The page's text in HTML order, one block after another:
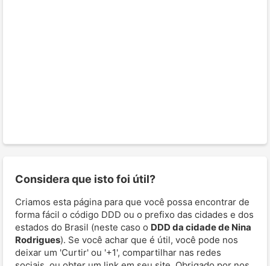
Considera que isto foi útil?
Criamos esta página para que você possa encontrar de
forma fácil o código DDD ou o prefixo das cidades e dos
estados do Brasil (neste caso o DDD da cidade de Nina
Rodrigues). Se você achar que é útil, você pode nos
deixar um 'Curtir' ou '+1', compartilhar nas redes